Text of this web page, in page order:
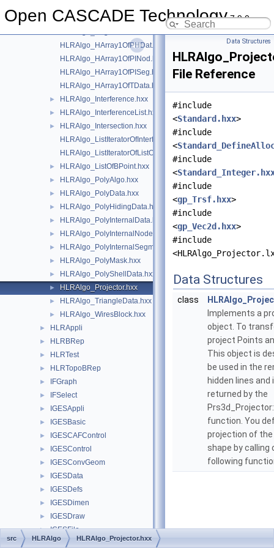
Open CASCADE Technology7.9.0
► HLRAlgo_EdgesBlock.hxx
HLRAlgo_HArray1OfPHDat.hxx
HLRAlgo_HArray1OfPINod.hxx
HLRAlgo_HArray1OfPISeg.hxx
HLRAlgo_HArray1OfTData.hxx
► HLRAlgo_Interference.hxx
► HLRAlgo_InterferenceList.hxx
►
HLRAlgo_Intersection.hxx
HLRAlgo_ListIteratorOfInterferenceList.hxx
HLRAlgo_ListIteratorOfListOfBPoint.hxx
► HLRAlgo_ListOfBPoint.hxx
► HLRAlgo_PolyAlgo.hxx
► HLRAlgo_PolyData.hxx
► HLRAlgo_PolyHidingData.hxx
► HLRAlgo_PolyInternalData.hxx
► HLRAlgo_PolyInternalNode.hxx
► HLRAlgo_PolyInternalSegment.hxx
► HLRAlgo_PolyMask.hxx
► HLRAlgo_PolyShellData.hxx
► HLRAlgo_Projector.hxx
► HLRAlgo_TriangleData.hxx
► HLRAlgo_WiresBlock.hxx
► HLRAppli
► HLRBRep
► HLRTest
► HLRTopoBRep
► IFGraph
► IFSelect
► IGESAppli
► IGESBasic
► IGESCAFControl
► IGESControl
► IGESConvGeom
► IGESData
► IGESDefs
► IGESDimen
► IGESDraw
► IGESFile
► IGESGeom
Data Structures
File Reference
#include
<Standard.hxx>
#include
<
#include
<
#include
<gp_Trsf.hxx>
#include
<gp_Vec2d.hxx>
#include
Data Structures
class
Implements a
object. To
project Points
This object is
be used in the
hidden lines and
returned by the
function. You
projection of
shape by calling
following
src HLRAlgo HLRAlgo_Projector.hxx